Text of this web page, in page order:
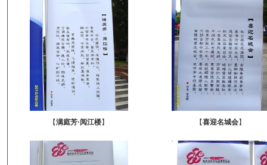
【满庭芳·阅江楼】 【喜迎名城会】